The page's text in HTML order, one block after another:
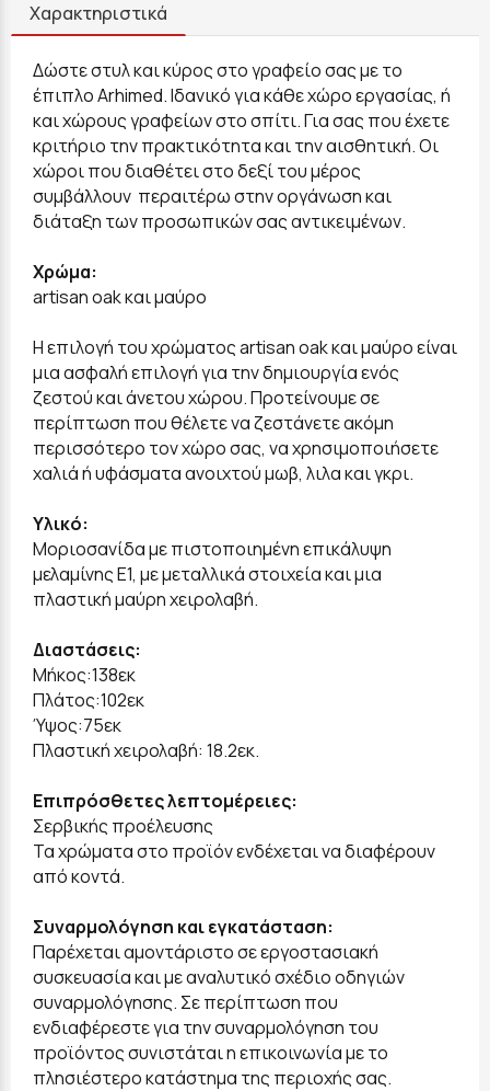
Χαρακτηριστικά
Δώστε στυλ και κύρος στο γραφείο σας με τo
έπιπλο Arhimed. Ιδανικό για κάθε χώρο εργασίας, ή
και χώρους γραφείων στο σπίτι. Για σας που έχετε
κριτήριο την πρακτικότητα και την αισθητική. Οι
χώροι που διαθέτει στο δεξί του μέρος
συμβάλλουν περαιτέρω στην οργάνωση και
διάταξη των προσωπικών σας αντικειμένων.
Χρώμα:
artisan oak και μαύρο
Η επιλογή του χρώματος artisan oak και μαύρο είναι
μια ασφαλή επιλογή για την δημιουργία ενός
ζεστού και άνετου χώρου. Προτείνουμε σε
περίπτωση που θέλετε να ζεστάνετε ακόμη
περισσότερο τον χώρο σας, να χρησιμοποιήσετε
χαλιά ή υφάσματα ανοιχτού μωβ, λιλα και γκρι.
Υλικό:
Μοριοσανίδα με πιστοποιημένη επικάλυψη
μελαμίνης Ε1, με μεταλλικά στοιχεία και μια
πλαστική μαύρη χειρολαβή.
Διαστάσεις:
Μήκος:138εκ
Πλάτος:102εκ
Ύψος:75εκ
Πλαστική χειρολαβή: 18.2εκ.
Επιπρόσθετες λεπτομέρειες:
Σερβικής προέλευσης
Τα χρώματα στο προϊόν ενδέχεται να διαφέρουν
από κοντά.
Συναρμολόγηση και εγκατάσταση:
Παρέχεται αμοντάριστο σε εργοστασιακή
συσκευασία και με αναλυτικό σχέδιο οδηγιών
συναρμολόγησης. Σε περίπτωση που
ενδιαφέρεστε για την συναρμολόγηση του
προϊόντος συνιστάται η επικοινωνία με το
πλησιέστερο κατάστημα της περιοχής σας.